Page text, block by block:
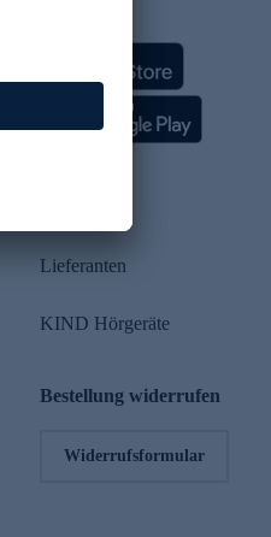
Lieferanten
KIND Hörgeräte
Bestellung widerrufen
Widerrufsformular